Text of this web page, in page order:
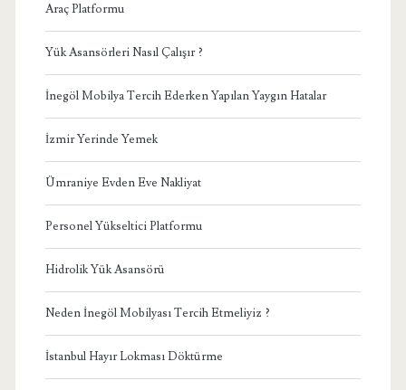
Araç Platformu
Yük Asansörleri Nasıl Çalışır ?
İnegöl Mobilya Tercih Ederken Yapılan Yaygın Hatalar
İzmir Yerinde Yemek
Ümraniye Evden Eve Nakliyat
Personel Yükseltici Platformu
Hidrolik Yük Asansörü
Neden İnegöl Mobilyası Tercih Etmeliyiz ?
İstanbul Hayır Lokması Döktürme